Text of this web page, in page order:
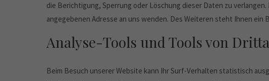
die Berichtigung, Sperrung oder Löschung dieser Daten zu
angegebenen Adresse an uns wenden. Des Weiteren steht Ihnen
Analyse-Tools und Tools von
Beim Besuch unserer Website kann Ihr Surf-Verhalten statistisch